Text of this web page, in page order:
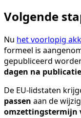
Volgende
Nu het voorlopig
formeel is
gepubliceerd
dagen na publicatie
De EU-lidstaten
passen aan de
omzettingstermijn